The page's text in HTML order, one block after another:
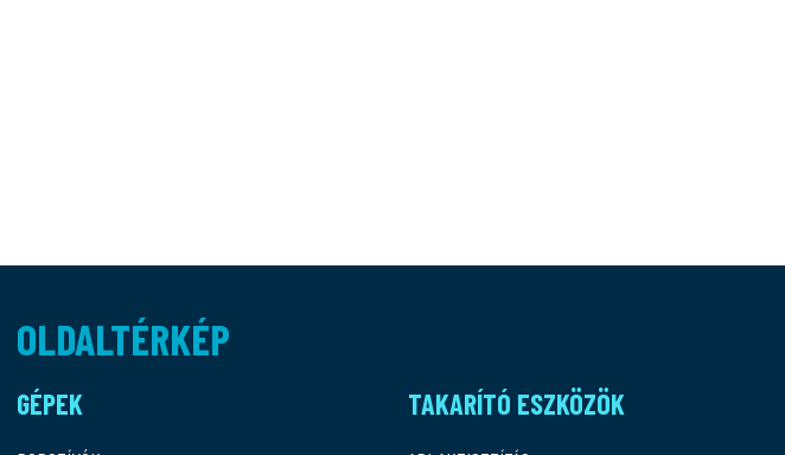
OLDALTÉRKÉP
GÉPEK TAKARÍTÓ ESZKÖZÖK